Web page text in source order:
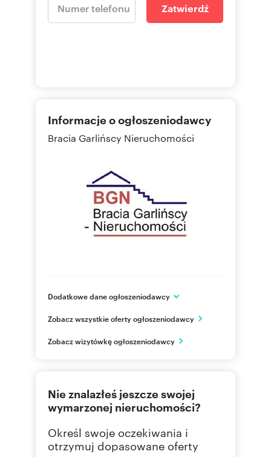
Zatwierdź
Informacje o ogłoszeniodawcy
Bracia Garlińscy Nieruchomości
Dodatkowe dane ogłoszeniodawcy
Wrocław
PL
Zobacz wszystkie oferty ogłoszeniodawcy
Zobacz wizytówkę ogłoszeniodawcy
Nie znalazłeś jeszcze swojej
wymarzonej nieruchomości?
Określ swoje oczekiwania i
otrzymuj dopasowane oferty